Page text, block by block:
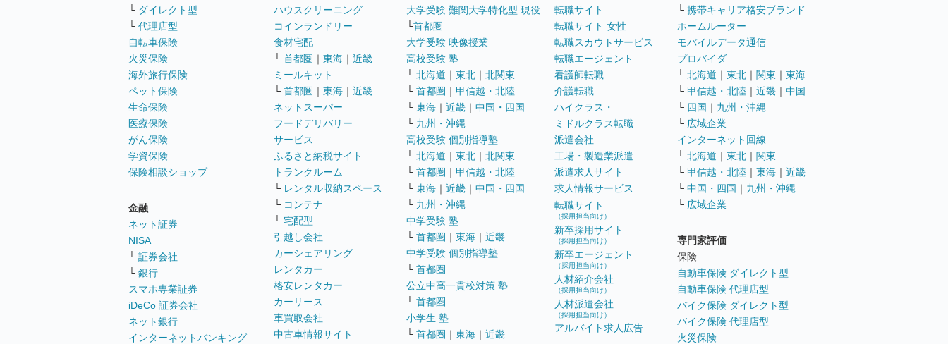
└ ダイレクト型
└ 代理店型
自転車保険
火災保険
海外旅行保険
ペット保険
生命保険
医療保険
がん保険
学資保険
保険相談ショップ
金融
ネット証券
NISA
└ 証券会社
└ 銀行
スマホ専業証券
iDeCo 証券会社
ネット銀行
インターネットバンキング
ハウスクリーニング
コインランドリー
食材宅配
└ 首都圏 ｜ 東海 ｜ 近畿
ミールキット
└ 首都圏 ｜ 東海 ｜ 近畿
ネットスーパー
フードデリバリー
サービス
ふるさと納税サイト
トランクルーム
└ レンタル収納スペース
└ コンテナ
└ 宅配型
引越し会社
カーシェアリング
レンタカー
格安レンタカー
カーリース
車買取会社
中古車情報サイト
大学受験 難関大学特化型 現役
└首都圏
大学受験 映像授業
高校受験 塾
└ 北海道 ｜ 東北 ｜ 北関東
└ 首都圏 ｜ 甲信越・北陸
└ 東海 ｜ 近畿 ｜ 中国・四国
└ 九州・沖縄
高校受験 個別指導塾
└ 北海道 ｜ 東北 ｜ 北関東
└ 首都圏 ｜ 甲信越・北陸
└ 東海 ｜ 近畿 ｜ 中国・四国
└ 九州・沖縄
中学受験 塾
└ 首都圏 ｜ 東海 ｜ 近畿
中学受験 個別指導塾
└ 首都圏
公立中高一貫校対策 塾
└ 首都圏
小学生 塾
└ 首都圏 ｜ 東海 ｜ 近畿
転職サイト
転職サイト 女性
転職スカウトサービス
転職エージェント
看護師転職
介護転職
ハイクラス・
ミドルクラス転職
派遣会社
工場・製造業派遣
派遣求人サイト
求人情報サービス
転職サイト
（採用担当向け）
新卒採用サイト
（採用担当向け）
新卒エージェント
（採用担当向け）
人材紹介会社
（採用担当向け）
人材派遣会社
（採用担当向け）
アルバイト求人広告
└ 携帯キャリア格安ブランド
ホームルーター
モバイルデータ通信
プロバイダ
└ 北海道 ｜ 東北 ｜ 関東 ｜ 東海
└ 甲信越・北陸 ｜ 近畿 ｜ 中国
└ 四国 ｜ 九州・沖縄
└ 広域企業
インターネット回線
└ 北海道 ｜ 東北 ｜ 関東
└ 甲信越・北陸 ｜ 東海 ｜ 近畿
└ 中国・四国 ｜ 九州・沖縄
└ 広域企業
専門家評価
保険
自動車保険 ダイレクト型
自動車保険 代理店型
バイク保険 ダイレクト型
バイク保険 代理店型
火災保険